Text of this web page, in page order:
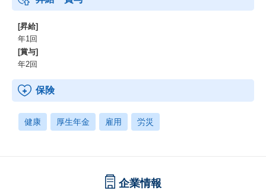
[昇給]
年1回
[賞与]
年2回
保険
健康 厚生年金 雇用 労災
企業情報